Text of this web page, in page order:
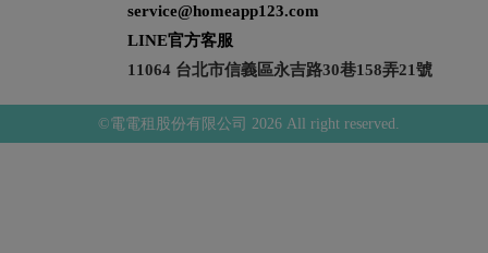
service@homeapp123.com
LINE官方客服
11064 台北市信義區永吉路30巷158弄21號
©電電租股份有限公司 2026 All right reserved.